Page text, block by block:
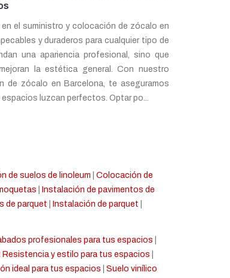
en el suministro y colocación de zócalo en
y duraderos para cualquier tipo de
una apariencia profesional, sino que
la estética general. Con nuestro
de zócalo en Barcelona, te aseguramos
luzcan perfectos. Optar po...
de suelos de linoleum
Colocación de
Instalación de pavimentos de
de parquet Instalación de parquet
profesionales para tus espacios
Resistencia y estilo para tus espacios
ideal para tus espacios
Suelo vinílico